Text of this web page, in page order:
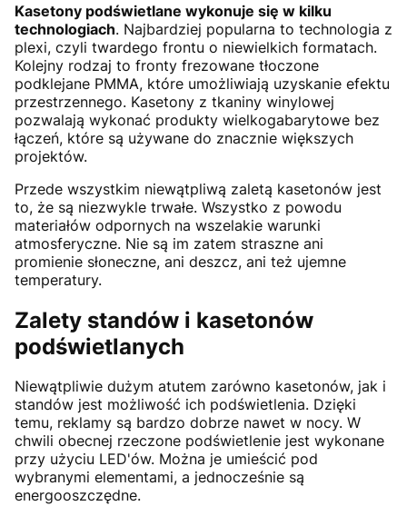
Kasetony podświetlane wykonuje się w kilku
technologiach. Najbardziej popularna to technologia z
plexi, czyli twardego frontu o niewielkich formatach.
Kolejny rodzaj to fronty frezowane tłoczone
podklejane PMMA, które umożliwiają uzyskanie efektu
przestrzennego. Kasetony z tkaniny winylowej
pozwalają wykonać produkty wielkogabarytowe bez
łączeń, które są używane do znacznie większych
projektów.
Przede wszystkim niewątpliwą zaletą kasetonów jest
to, że są niezwykle trwałe. Wszystko z powodu
materiałów odpornych na wszelakie warunki
atmosferyczne. Nie są im zatem straszne ani
promienie słoneczne, ani deszcz, ani też ujemne
temperatury.
Zalety standów i kasetonów
podświetlanych
Niewątpliwie dużym atutem zarówno kasetonów, jak i
standów jest możliwość ich podświetlenia. Dzięki
temu, reklamy są bardzo dobrze nawet w nocy. W
chwili obecnej rzeczone podświetlenie jest wykonane
przy użyciu LED'ów. Można je umieścić pod
wybranymi elementami, a jednocześnie są
energooszczędne.